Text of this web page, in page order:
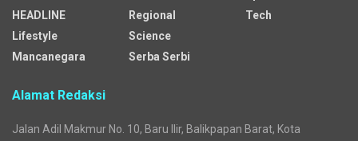
mengangkat pelbagai isu general dan segmented.